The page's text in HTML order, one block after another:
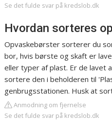
Se det fulde svar på kredslob.dk
Hvordan sorteres
Opvaskebørster sorterer du
bor, hvis børste og skaft er
eller typer af plast. Er de lavet
sortere den i beholderen til
genbrugsstationen. Husk at
Anmodning om fjernelse
Se det fulde svar på kredslob.dk